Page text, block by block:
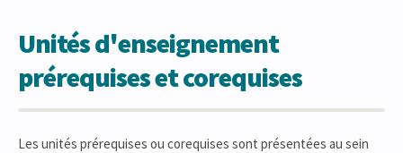
Unités d'enseignement
prérequises et corequises
Les unités prérequises ou corequises sont présentées au sein